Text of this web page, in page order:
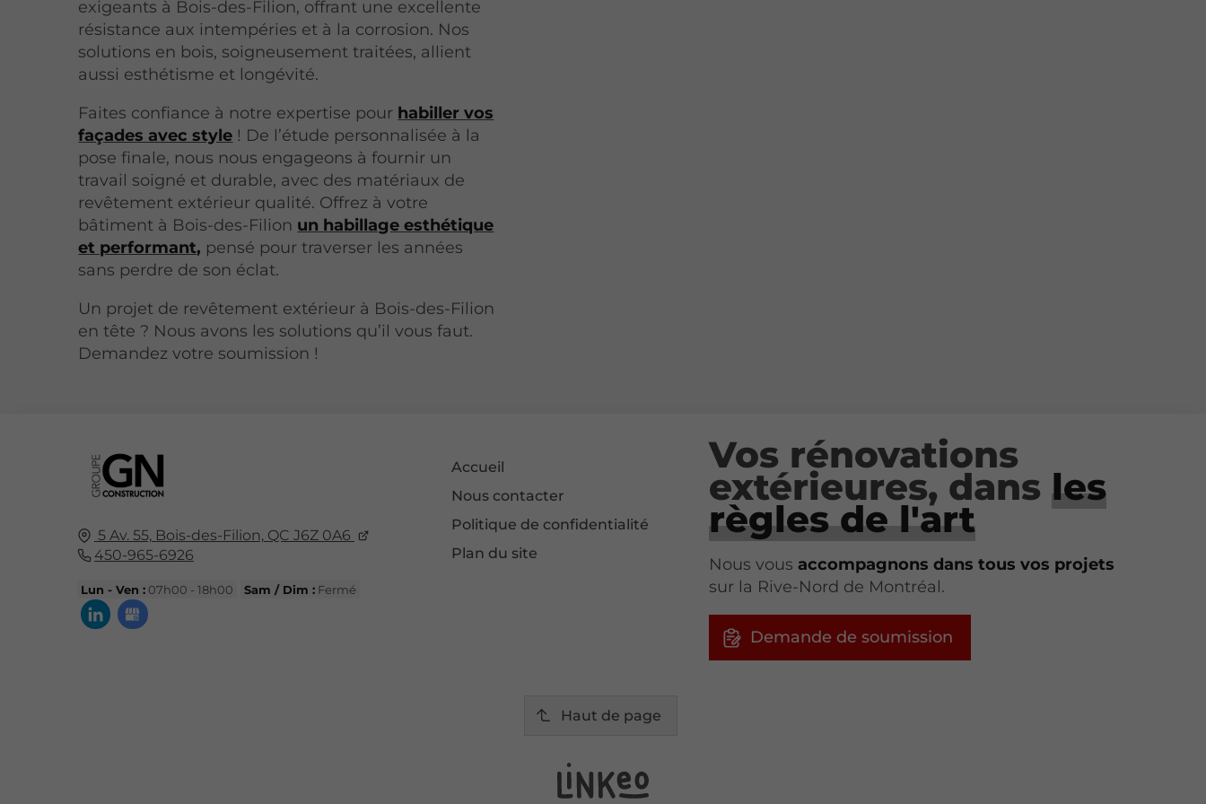
exigeants à Bois-des-Filion, offrant une excellente
résistance aux intempéries et à la corrosion. Nos
solutions en bois, soigneusement traitées, allient
aussi esthétisme et longévité.
Faites confiance à notre expertise pour habiller vos
façades avec style ! De l’étude personnalisée à la
pose finale, nous nous engageons à fournir un
travail soigné et durable, avec des matériaux de
revêtement extérieur qualité. Offrez à votre
bâtiment à Bois-des-Filion un habillage esthétique
et performant, pensé pour traverser les années
sans perdre de son éclat.
Un projet de revêtement extérieur à Bois-des-Filion
en tête ? Nous avons les solutions qu’il vous faut.
Demandez votre soumission !
5 Av. 55, Bois-des-Filion, QC J6Z 0A6
450-965-6926
Lun - Ven :07h00 - 18h00 Sam / Dim :Fermé
Accueil
Nous contacter
Politique de confidentialité
Plan du site
Vos rénovations
extérieures, dansles
règles de l'art
Nous vousaccompagnons dans tous vos projets
sur la Rive-Nord de Montréal.
Demande de soumission
Haut de page